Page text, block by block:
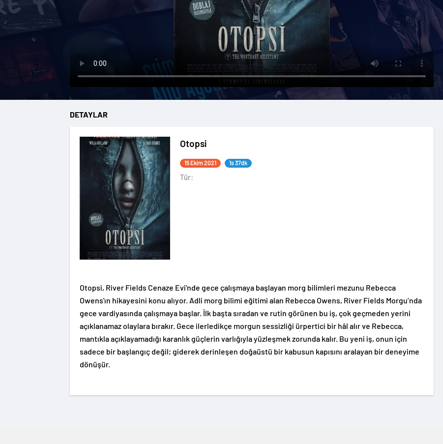
DETAYLAR
Otopsi
15 Ekim 2021 1s 37dk
Tür:
Otopsi, River Fields Cenaze Evi'nde gece çalışmaya başlayan morg bilimleri mezunu Rebecca
Owens'ın hikayesini konu alıyor. Adli morg bilimi eğitimi alan Rebecca Owens, River Fields Morgu’nda
gece vardiyasında çalışmaya başlar. İlk başta sıradan ve rutin görünen bu iş, çok geçmeden yerini
açıklanamaz olaylara bırakır. Gece ilerledikçe morgun sessizliği ürpertici bir hâl alır ve Rebecca,
mantıkla açıklayamadığı karanlık güçlerin varlığıyla yüzleşmek zorunda kalır. Bu yeni iş, onun için
sadece bir başlangıç değil; giderek derinleşen doğaüstü bir kabusun kapısını aralayan bir deneyime
dönüşür.